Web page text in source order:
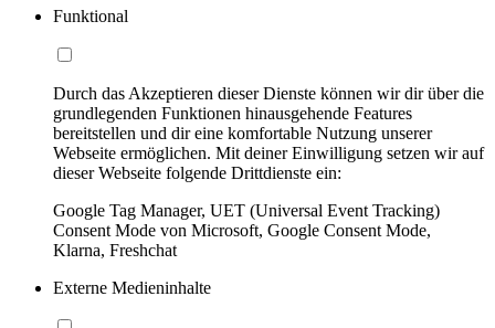
Funktional
Durch das Akzeptieren dieser Dienste können wir dir über die
grundlegenden Funktionen hinausgehende Features
bereitstellen und dir eine komfortable Nutzung unserer
Webseite ermöglichen. Mit deiner Einwilligung setzen wir auf
dieser Webseite folgende Drittdienste ein:
Google Tag Manager, UET (Universal Event Tracking)
Consent Mode von Microsoft, Google Consent Mode,
Klarna, Freshchat
Externe Medieninhalte